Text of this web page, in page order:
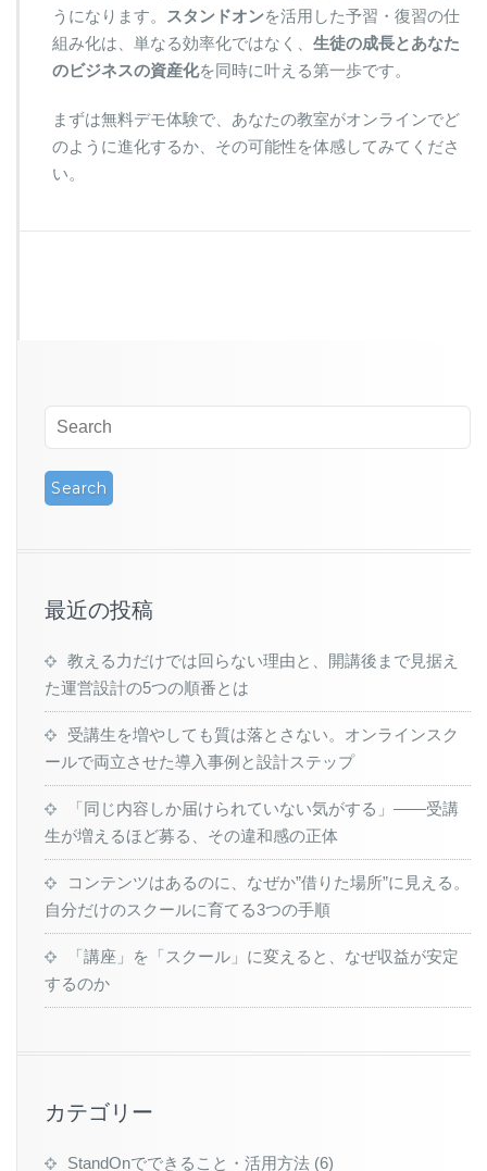
うになります。
スタンドオンを活用した予習・復習の仕
組み化は、単なる効率化ではなく、 生徒の成長とあなた
のビジネスの資産化を同時に叶える第一歩です。
まずは無料デモ体験で、あなたの教室がオンラインでど
のように進化するか、その可能性を体感してみてくださ
い。
最近の投稿
教える力だけでは回らない理由と、開講後まで見据え
た運営設計の5つの順番とは
受講生を増やしても質は落とさない。オンラインスク
ールで両立させた導入事例と設計ステップ
「同じ内容しか届けられていない気がする」——受講
生が増えるほど募る、その違和感の正体
コンテンツはあるのに、なぜか”借りた場所”に見える。
自分だけのスクールに育てる3つの手順
「講座」を「スクール」に変えると、なぜ収益が安定
するのか
カテゴリー
StandOnでできること・活用方法 (6)